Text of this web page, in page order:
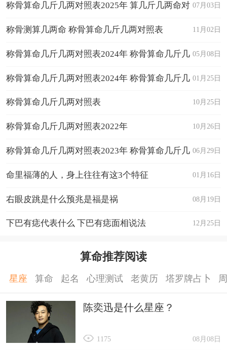
07月03日
称骨算命几斤几两对照表2025年 算几斤几两命对
照表 11月02日
称骨测算几两命 称骨算命几斤几两对照表
05月08日
称骨算命几斤几两对照表2024年 称骨算命几斤几
两对照表男女 01月25日
称骨算命几斤几两对照表2024年 称骨算命几斤几
两对照表 10月25日
称骨算命几斤几两对照表
10月26日
称骨算命几斤几两对照表2022年
06月29日
称骨算命几斤几两对照表2023年 称骨算命几斤几
两怎么看 01月16日
命里福薄的人，身上往往有这3个特征
08月19日
右眼皮跳是什么预兆是福是祸
12月25日
下巴有痣代表什么 下巴有痣面相说法
算命推荐阅读
星座 算命 起名 心理测试 老黄历 塔罗牌占卜
陈奕迅是什么星座？
08月08日
1175